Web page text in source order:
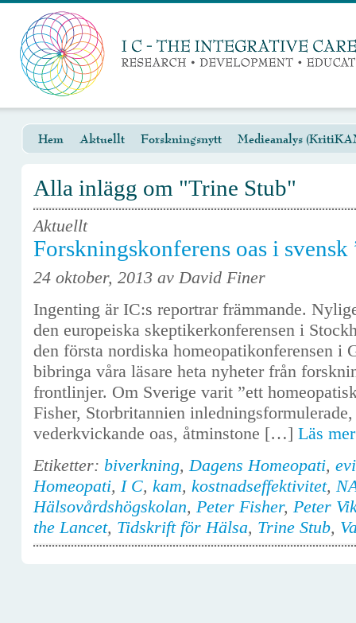
Hem Aktuellt Forskningsnytt Medieanalys
Alla inlägg om "Trine Stub"
Aktuellt
Forskningskonferens oas i
24 oktober, 2013 av David Finer
Ingenting är IC:s reportrar främmande.
den europeiska skeptikerkonferensen i
den första nordiska homeopatikonferensen i
bibringa våra läsare heta nyheter från
frontlinjer. Om Sverige varit ”ett
Fisher, Storbritannien
vederkvickande oas, åtminstone […] Läs
Etiketter: biverkning,Dagens Homeopati,
Homeopati, I C, kam, kostnadseffektivitet,
Hälsovårdshögskolan, Peter Fisher, Peter
the Lancet, Tidskrift för Hälsa, Trine Stub,